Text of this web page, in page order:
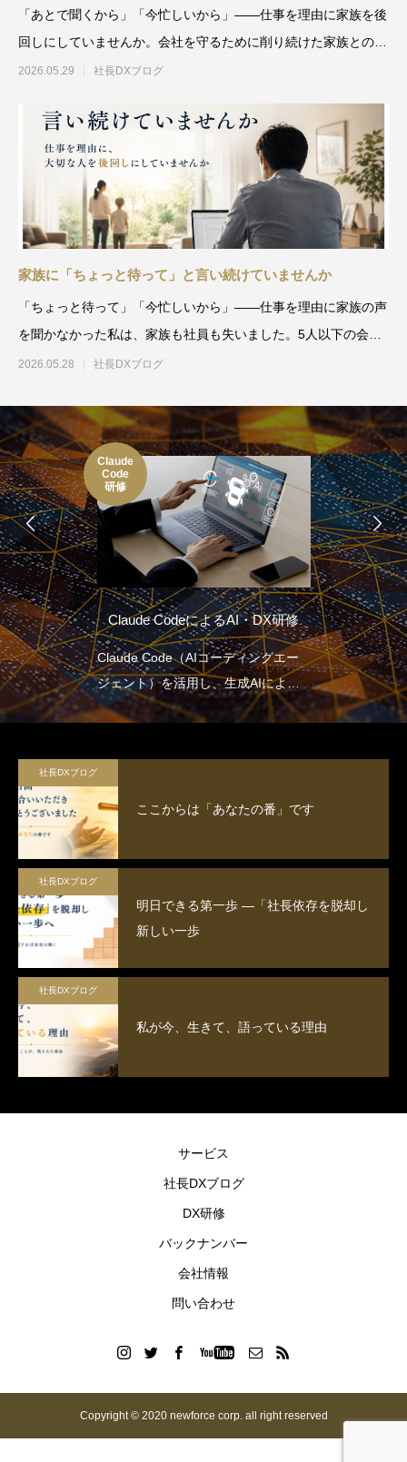
「あとで聞くから」「今忙しいから」——仕事を理由に家族を後
回しにしていませんか。会社を守るために削り続けた家族との時
間。一度失った信頼を取り
2026.05.29 社長DXブログ
家族に「ちょっと待って」と言い続けていませんか
「ちょっと待って」「今忙しいから」——仕事を理由に家族の声
を聞かなかった私は、家族も社員も失いました。5人以下の会社
の社長が、会社を守りなが
2026.05.28 社長DXブログ
Claude
Code
研修
Claude CodeによるAI・DX研修
Claude Code（AIコーディングエー
ジェント）を活用し、生成AIによる
業務効率化・自動化のスキルを習得
人材を育成する。
社長DXブログ
ここからは「あなたの番」です
社長DXブログ
明日できる第一歩 ―「社長依存を脱却し
新しい一歩
社長DXブログ
私が今、生きて、語っている理由
サービス
社長DXブログ
DX研修
バックナンバー
会社情報
問い合わせ
Copyright © 2020 newforce corp. all right reserved